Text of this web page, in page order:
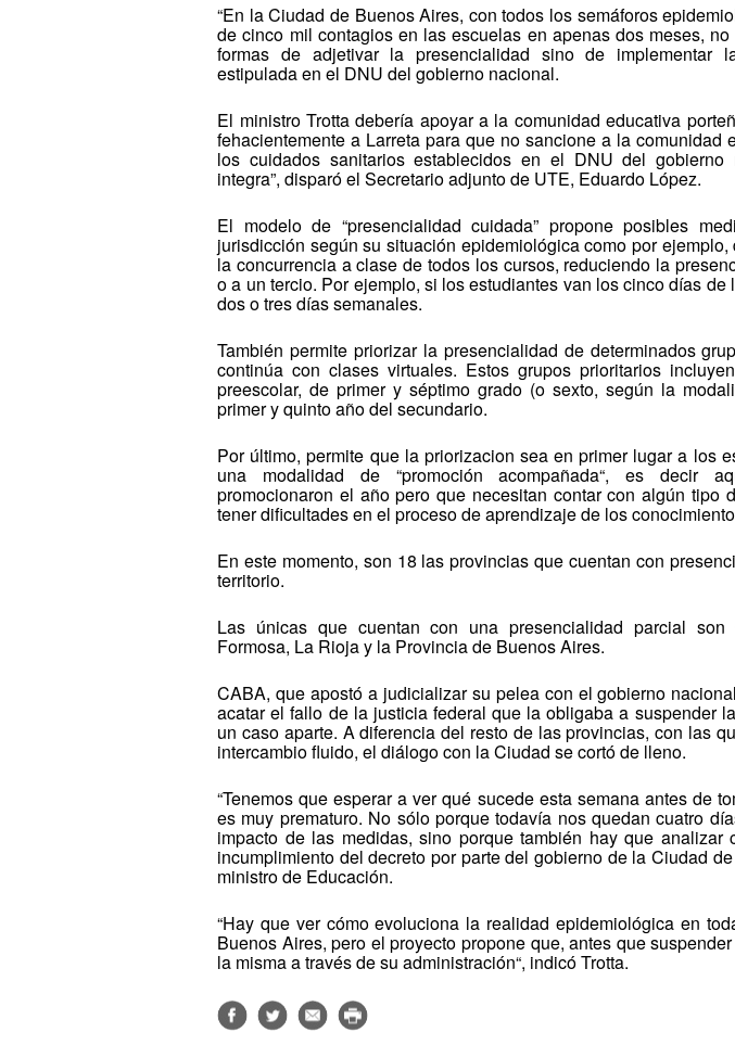
“En la Ciudad de Buenos Aires, con todos los semáforos
de cinco mil contagios en las escuelas en apenas dos meses,
formas de adjetivar la presencialidad sino de implementar
estipulada en el DNU del gobierno nacional.
El ministro Trotta debería apoyar a la comunidad educativa
fehacientemente a Larreta para que no sancione a la comunidad
los cuidados sanitarios establecidos en el DNU del
integra”, disparó el Secretario adjunto de UTE, Eduardo López.
El modelo de “presencialidad cuidada” propone posibles
jurisdicción según su situación epidemiológica como por
la concurrencia a clase de todos los cursos, reduciendo la
o a un tercio. Por ejemplo, si los estudiantes van los cinco días
dos o tres días semanales.
También permite priorizar la presencialidad de determinados
continúa con clases virtuales. Estos grupos prioritarios
preescolar, de primer y séptimo grado (o sexto, según la
primer y quinto año del secundario.
Por último, permite que la priorizacion sea en primer lugar a los
una modalidad de “promoción acompañada“, es decir
promocionaron el año pero que necesitan contar con algún tipo
tener dificultades en el proceso de aprendizaje de los
En este momento, son 18 las provincias que cuentan con
territorio.
Las únicas que cuentan con una presencialidad parcial son
Formosa, La Rioja y la Provincia de Buenos Aires.
CABA, que apostó a judicializar su pelea con el gobierno
acatar el fallo de la justicia federal que la obligaba a suspender
un caso aparte. A diferencia del resto de las provincias, con las
intercambio fluido, el diálogo con la Ciudad se cortó de lleno.
“Tenemos que esperar a ver qué sucede esta semana antes de
es muy prematuro. No sólo porque todavía nos quedan cuatro
impacto de las medidas, sino porque también hay que analizar
incumplimiento del decreto por parte del gobierno de la Ciudad
ministro de Educación.
“Hay que ver cómo evoluciona la realidad epidemiológica en
Buenos Aires, pero el proyecto propone que, antes que
la misma a través de su administración“, indicó Trotta.